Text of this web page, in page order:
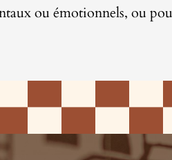
ou émotionnels, ou